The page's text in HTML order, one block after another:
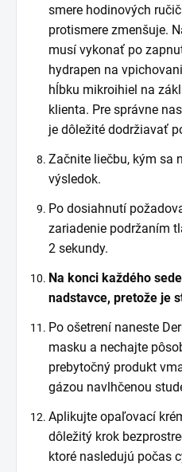
smere hodinových
protismere zmenšuje.
musí vykonať po
hydrapen na
hĺbku mikroihiel na
klienta. Pre správne
je dôležité dodržiavať
Začnite liečbu, kým sa
výsledok.
Po dosiahnutí
zariadenie podržaním
2 sekundy.
Na konci každého
nadstavce, pretože je
Po ošetrení naneste
masku a nechajte
prebytočný produkt
gázou navlhčenou
Aplikujte opaľovací
dôležitý krok
ktoré nasledujú počas